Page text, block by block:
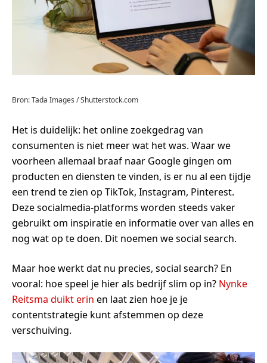
Bron: Tada Images / Shutterstock.com
Het is duidelijk: het online zoekgedrag van
consumenten is niet meer wat het was. Waar we
voorheen allemaal braaf naar Google gingen om
producten en diensten te vinden, is er nu al een tijdje
een trend te zien op TikTok, Instagram, Pinterest.
Deze socialmedia-platforms worden steeds vaker
gebruikt om inspiratie en informatie over van alles en
nog wat op te doen. Dit noemen we social search.
Maar hoe werkt dat nu precies, social search? En
vooral: hoe speel je hier als bedrijf slim op in? Nynke
Reitsma duikt erin en laat zien hoe je je
contentstrategie kunt afstemmen op deze
verschuiving.